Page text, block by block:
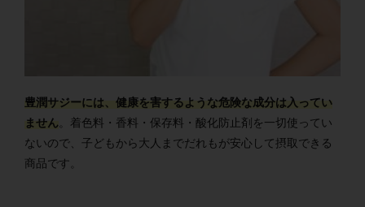
豊潤サジーには、健康を害するような危険な成分は入ってい
ません 。着色料・香料・保存料・酸化防止剤を一切使ってい
ないので、子どもから大人までだれもが安心して摂取できる
商品です。